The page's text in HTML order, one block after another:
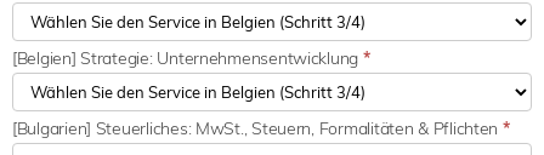
[Belgien] Strategie: Unternehmensentwicklung *
[Bulgarien] Steuerliches: MwSt., Steuern, Formalitäten & Pflichten *